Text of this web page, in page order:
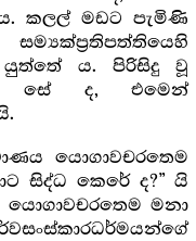
කලල් මඩට පැමිණි
යුත්තේ ය. පිරිසිදු වූ
සේ ද, එමෙන්
යොගාවචරතෙම
සිද්ධ කෙරේ ද?” යි
මනා